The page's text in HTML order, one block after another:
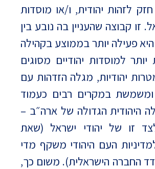
לזהות יהודית, ו/או מוסדות
זו קבוצה שהעניין בה נובע בין
פעילה יותר בממוצע בקהילה
למוסדות יהודיים מסוגים
יהודיות, מגלה הזדהות עם
ומשמשת במקרים רבים כעמוד
היהודית הגדולה של ארה״ב –
זו של יהודי ישראל (שאת
העם היהודי משקף מדי
החברה הישראלית). משום כך,